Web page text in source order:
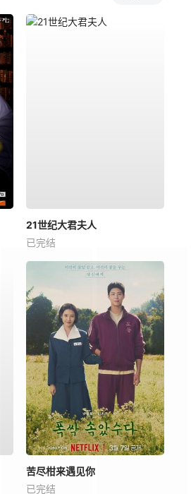
21世纪大君夫人
已完结
苦尽柑来遇见你
已完结